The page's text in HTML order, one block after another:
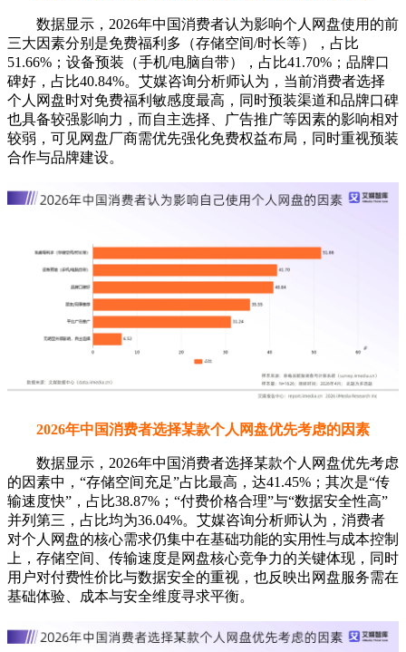
数据显示，2026年中国消费者认为影响个人网盘使用的前
三大因素分别是免费福利多（存储空间/时长等），占比
51.66%；设备预装（手机/电脑自带），占比41.70%；品牌口
碑好，占比40.84%。艾媒咨询分析师认为，当前消费者选择
个人网盘时对免费福利敏感度最高，同时预装渠道和品牌口碑
也具备较强影响力，而自主选择、广告推广等因素的影响相对
较弱，可见网盘厂商需优先强化免费权益布局，同时重视预装
合作与品牌建设。
2026年中国消费者选择某款个人网盘优先考虑的因素
数据显示，2026年中国消费者选择某款个人网盘优先考虑
的因素中，“存储空间充足”占比最高，达41.45%；其次是“传
输速度快”，占比38.87%；“付费价格合理”与“数据安全性高”
并列第三，占比均为36.04%。艾媒咨询分析师认为，消费者
对个人网盘的核心需求仍集中在基础功能的实用性与成本控制
上，存储空间、传输速度是网盘核心竞争力的关键体现，同时
用户对付费性价比与数据安全的重视，也反映出网盘服务需在
基础体验、成本与安全维度寻求平衡。